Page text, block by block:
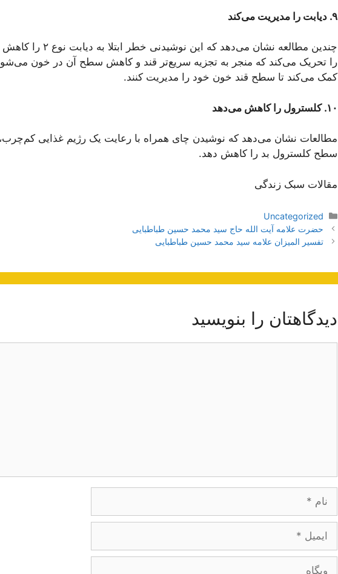
۹. دیابت را مدیریت می‌کند
چندین مطالعه نشان می‌دهد
را تحریک می‌کند که منجر به تجزیه سریع‌تر قند و کاهش سطح آن در خون می‌شود و
کمک می‌کند تا سطح قند خون خود را مدیریت کنند.
۱۰. کلسترول را کاهش می‌دهد
مطالعات نشان می‌دهد که نوشیدن چای همراه با رعایت یک رژیم غذایی
سطح کلسترول بد را کاهش دهد.
مقالات سبک زندگی
دسته‌ها
Uncategorized
ناوبری
نوشته‌ها
حضرت علامه آیت الله حاج سید محمد حسین طباطبایی
تفسیر المیزان علامه سید محمد حسین طباطبایی
دیدگاهتان را بنویسید
وبگاه